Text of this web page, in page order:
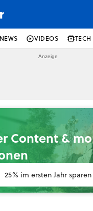
NEWS VIDEOS TECH
Content &
25% im ersten Jahr sparen